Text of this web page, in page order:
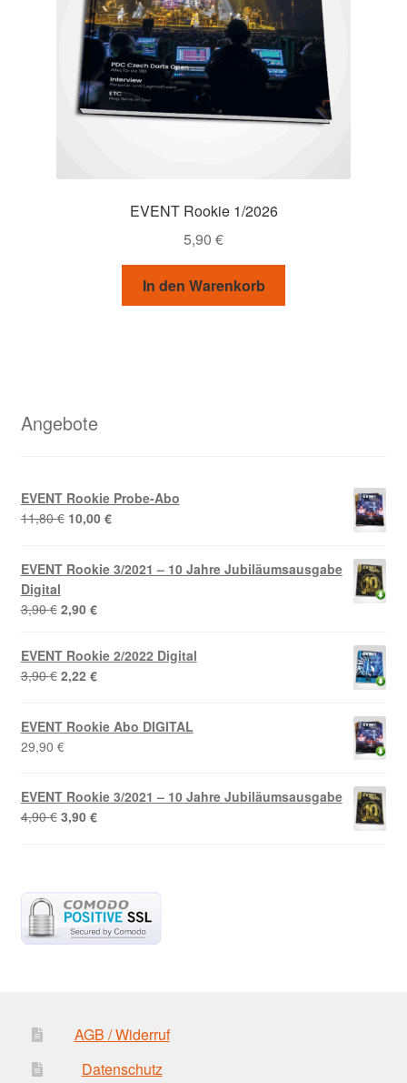
EVENT Rookie 1/2026
5,90 €
In den Warenkorb
Angebote
EVENT Rookie Probe-Abo
11,80€ Ursprünglicher
11,80 €
10,00 €Aktueller
10,00 €.
EVENT Rookie 3/2021 – 10 Jahre Jubiläumsausgabe
Digital
3,90€ Ursprünglicher
war:
3,90 €
2,90 €Aktueller
ist:
2,90 €.
EVENT Rookie 2/2022 Digital
3,90€ Ursprünglicher
3,90 €
2,22 €Aktueller
2,22 €.
EVENT Rookie Abo DIGITAL
29,90 €
EVENT Rookie 3/2021 – 10 Jahre Jubiläumsausgabe
4,90€ Ursprünglicher
3,90 €Aktueller
AGB / Widerruf
Datenschutz